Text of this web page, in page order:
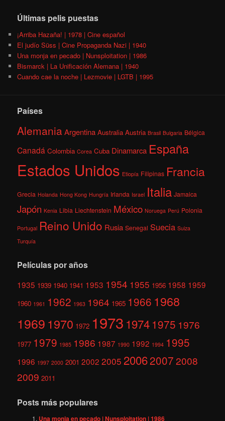
Últimas pelis puestas
¡Arriba Hazaña! | 1978 | Cine español
El judío Süss | Cine Propaganda Nazi | 1940
Una monja en pecado | Nunsploitation | 1986
Bismarck | La Unificación Alemana | 1940
Cuando cae la noche | Lezmovie | LGTB | 1995
Países
AlemaniaArgentina Australia Austria Brasil Bulgaria Bélgica
Canadá Colombia Corea Cuba Dinamarca España
Estados Unidos Etiopía Filipinas Francia
Grecia Holanda Hong Kong Hungría Irlanda Israel Italia Jamaica
Japón Kenia Libia Liechtenstein México Noruega Perú Polonia
Portugal Reino Unido Rusia Senegal Suecia Suiza
Turquía
Películas por años
1935 1939 1940 1941 1953 1954 1955 1956 1958 1959
1960 1961 1962 1963 1964 1965 1966 1968
1969 1970 1972 1973 1974 1975 1976
1977 1979 1985 1986 1987 1990 1992 1994 1995
1996 1997 2000 2001 2002 2005 200620072008
2009 2011
Posts más populares
Una monja en pecado | Nunsploitation | 1986